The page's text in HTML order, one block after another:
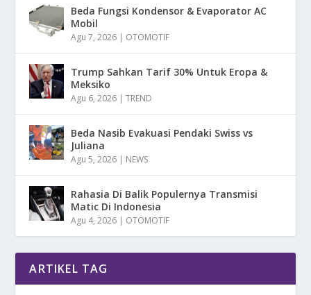
Beda Fungsi Kondensor & Evaporator AC
Mobil
Agu 7, 2026 | OTOMOTIF
Trump Sahkan Tarif 30% Untuk Eropa &
Meksiko
Agu 6, 2026 |TREND
Beda Nasib Evakuasi Pendaki Swiss vs
Juliana
Agu 5, 2026 | NEWS
Rahasia Di Balik Populernya Transmisi
Matic Di Indonesia
Agu 4, 2026 | OTOMOTIF
ARTIKEL TAG